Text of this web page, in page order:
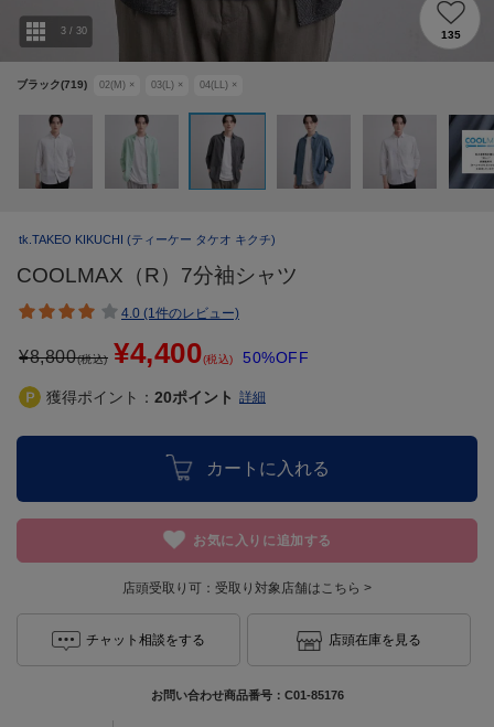
ブラック(719) 02(M) × 03(L) × 04(LL) ×
3 / 30 135
tk.TAKEO KIKUCHI (ティーケー タケオ キクチ)
COOLMAX（R）7分袖シャツ
4.0 (1件のレビュー)
¥8,800(税込) ¥4,400(税込) 50%OFF
獲得ポイント： 20ポイント 詳細
カートに入れる
お気に入りに追加する
店頭受取り可： 受取り対象店舗はこちら >
チャット相談をする 店頭在庫を見る
お問い合わせ商品番号： C01-85176